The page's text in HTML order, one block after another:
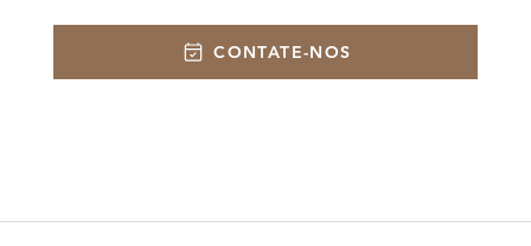
CONTATE-NOS